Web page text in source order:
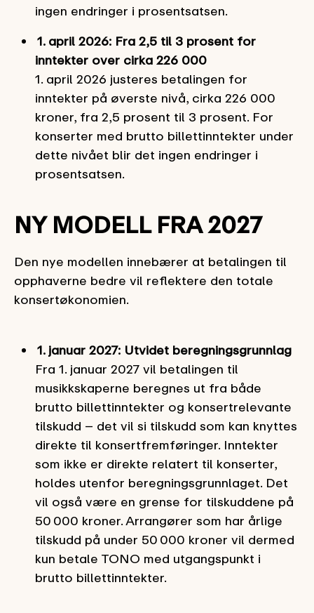
ingen endringer i prosentsatsen.
1. april 2026: Fra 2,5 til 3 prosent for
inntekter over cirka 226 000
1. april 2026 justeres betalingen for
inntekter på øverste nivå, cirka 226 000
kroner, fra 2,5 prosent til 3 prosent. For
konserter med brutto billettinntekter under
dette nivået blir det ingen endringer i
prosentsatsen.
NY MODELL FRA 2027
Den nye modellen innebærer at betalingen til
opphaverne bedre vil reflektere den totale
konsertøkonomien.
1. januar 2027: Utvidet beregningsgrunnlag
Fra 1. januar 2027 vil betalingen til
musikkskaperne beregnes ut fra både
brutto billettinntekter og konsertrelevante
tilskudd – det vil si tilskudd som kan knyttes
direkte til konsertfremføringer. Inntekter
som ikke er direkte relatert til konserter,
holdes utenfor beregningsgrunnlaget. Det
vil også være en grense for tilskuddene på
50 000 kroner. Arrangører som har årlige
tilskudd på under 50 000 kroner vil dermed
kun betale TONO med utgangspunkt i
brutto billettinntekter.